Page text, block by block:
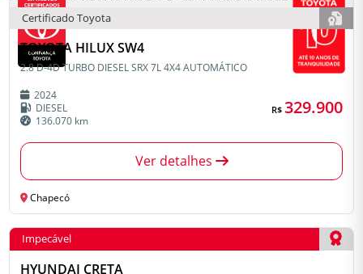
Certificado Toyota
TOYOTA HILUX SW4
2.8 D-4D TURBO DIESEL SRX 7L 4X4 AUTOMÁTICO
2024
DIESEL
136.070 km
R$ 329.900
Ver detalhes
Chapecó
Impecável
HYUNDAI CRETA